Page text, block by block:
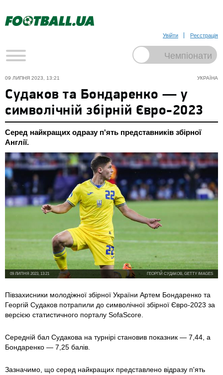
Увійти Реєстрація
УКРАЇНА
09 ЛИПНЯ 2023, 13:21
Судаков та Бондаренко — у
символічній збірній Євро-2023
Серед найкращих одразу п'ять представників збірної
Англії.
ГЕОРГІЙ СУДАКОВ, GETTY IMAGES
09 ЛИПНЯ 2023, 13:21
Півзахисники молодіжної збірної України Артем Бондаренко та
Георгій Судаков потрапили до символічної збірної Євро-2023 за
версією статистичного порталу SofaScore.
Середній бал Судакова на турнірі становив показник — 7,44, а
Бондаренко — 7,25 балів.
Зазначимо, що серед найкращих представлено відразу п'ять